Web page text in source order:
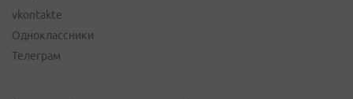
vkontakte
Одноклассники
Телеграм